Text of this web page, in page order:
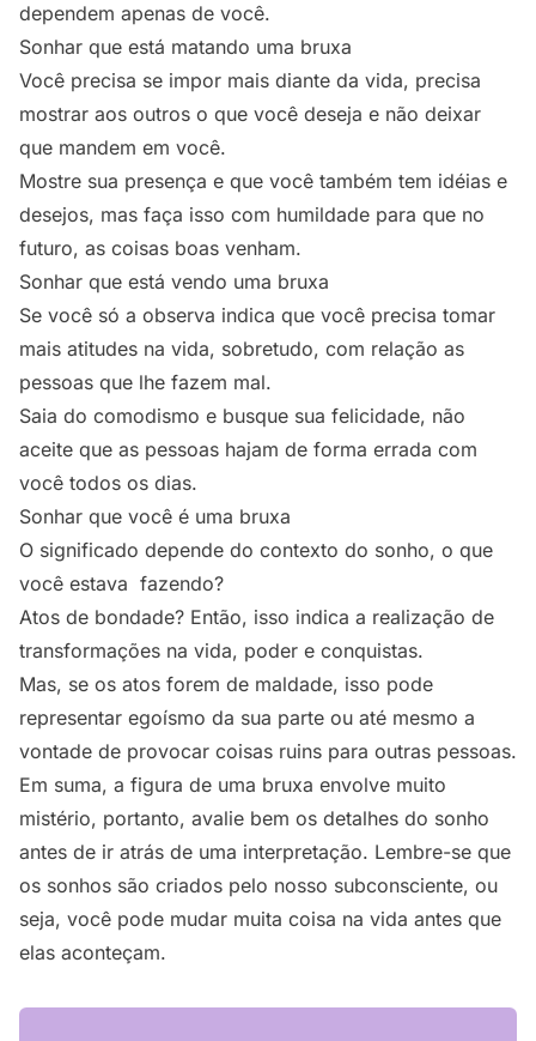
dependem apenas de você.
Sonhar que está matando uma bruxa
Você precisa se impor mais diante da vida, precisa
mostrar aos outros o que você deseja e não deixar
que mandem em você.
Mostre sua presença e que você também tem idéias e
desejos, mas faça isso com humildade para que no
futuro, as coisas boas venham.
Sonhar que está vendo uma bruxa
Se você só a observa indica que você precisa tomar
mais atitudes na vida, sobretudo, com relação as
pessoas que lhe fazem mal.
Saia do comodismo e busque sua felicidade, não
aceite que as pessoas hajam de forma errada com
você todos os dias.
Sonhar que você é uma bruxa
O significado depende do contexto do sonho, o que
você estava fazendo?
Atos de bondade? Então, isso indica a realização de
transformações na vida, poder e conquistas.
Mas, se os atos forem de maldade, isso pode
representar egoísmo da sua parte ou até mesmo a
vontade de provocar coisas ruins para outras pessoas.
Em suma, a figura de uma bruxa envolve muito
mistério, portanto, avalie bem os detalhes do sonho
antes de ir atrás de uma interpretação. Lembre-se que
os sonhos são criados pelo nosso subconsciente, ou
seja, você pode mudar muita coisa na vida antes que
elas aconteçam.